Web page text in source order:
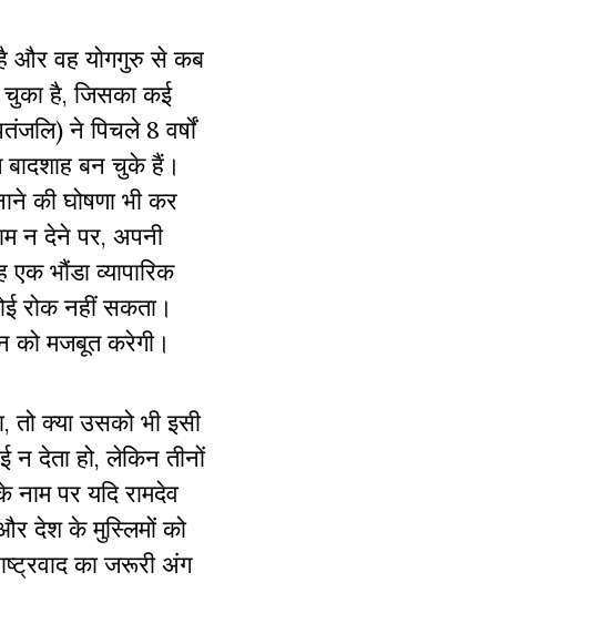
है और वह योगगुरु से कब
चुका है, जिसका कई
ने पिचले 8 वर्षों
बादशाह बन चुके हैं।
की घोषणा भी कर
न देने पर, अपनी
भौंडा व्यापारिक
रोक नहीं सकता।
को मजबूत करेगी।
तो क्या उसको भी इसी
न देता हो, लेकिन तीनों
नाम पर यदि रामदेव
देश के मुस्लिमों को
का जरूरी अंग